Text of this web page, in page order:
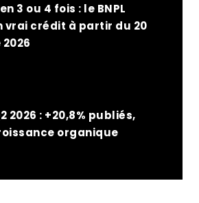
3 ou 4 fois : le BNPL
vrai crédit à partir du 20
2026 : +20,8% publiés,
organique